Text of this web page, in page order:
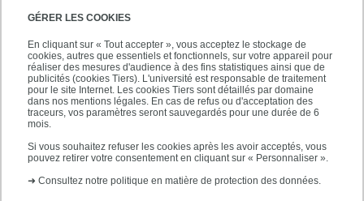
GÉRER LES COOKIES
En cliquant sur « Tout accepter », vous acceptez le stockage de
cookies, autres que essentiels et fonctionnels, sur votre appareil pour
réaliser des mesures d'audience à des fins statistiques ainsi que de
publicités (cookies Tiers). L'université est responsable de traitement
pour le site Internet. Les cookies Tiers sont détaillés par domaine
dans nos mentions légales. En cas de refus ou d'acceptation des
traceurs, vos paramètres seront sauvegardés pour une durée de 6
mois.
Si vous souhaitez refuser les cookies après les avoir acceptés, vous
pouvez retirer votre consentement en cliquant sur « Personnaliser ».
➜ Consultez notre politique en matière de protection des données.